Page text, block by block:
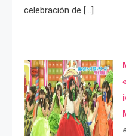
celebración de […]